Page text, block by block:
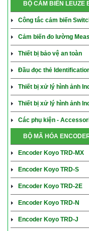
BỘ CẢM BIẾN LEUZE
Công tắc cảm biến
Cảm biến đo lường
Thiết bị bảo vệ an toàn
Đầu đọc thẻ
Thiết bị xử lý hình ảnh
Thiết bị xử lý hình ảnh
Các phụ kiện -
BỘ MÃ HÓA
Encoder Koyo TRD-MX
Encoder Koyo TRD-S
Encoder Koyo TRD-2E
Encoder Koyo TRD-N
Encoder Koyo TRD-J